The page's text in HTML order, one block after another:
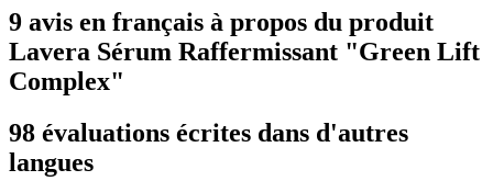
9 avis en français à propos du produit
Lavera Sérum Raffermissant "Green Lift
Complex"
98 évaluations écrites dans d'autres
langues